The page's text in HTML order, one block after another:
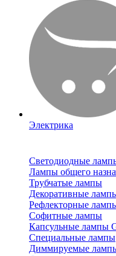
Электрика
Светодиодные
Лампы общего
Трубчатые лампы
Декоративные
Рефлекторные
Софитные лампы
Капсульные лампы
Специальные лампы
Диммируемые